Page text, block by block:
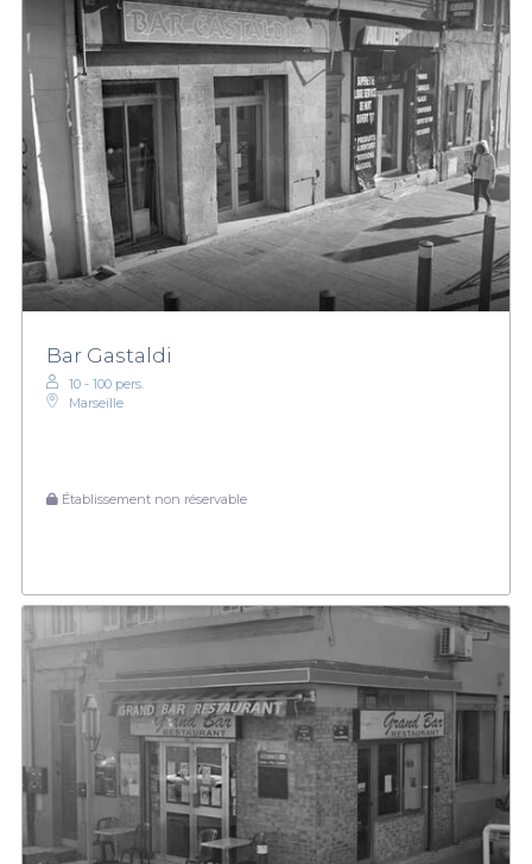
Bar Gastaldi
10 - 100 pers.
Marseille
Établissement non réservable